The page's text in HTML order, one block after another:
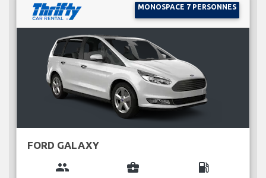
MONOSPACE 7 PERSONNES
FORD GALAXY
group business_center local_gas_station